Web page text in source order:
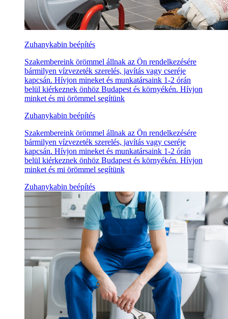
Zuhanykabin beépítés
Szakembereink örömmel állnak az Ön rendelkezésére
bármilyen vízvezeték szerelés, javítás vagy cseréje
kapcsán. Hívjon mineket és munkatársaink 1-2 órán
belül kiérkeznek önhöz Budapest és környékén. Hívjon
minket és mi örömmel segítünk
Zuhanykabin beépítés
Szakembereink örömmel állnak az Ön rendelkezésére
bármilyen vízvezeték szerelés, javítás vagy cseréje
kapcsán. Hívjon mineket és munkatársaink 1-2 órán
belül kiérkeznek önhöz Budapest és környékén. Hívjon
minket és mi örömmel segítünk
Zuhanykabin beépítés